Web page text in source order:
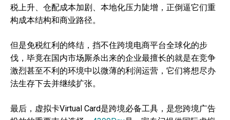
税上升、仓配成本加剧、本地化压力陡增，正倒逼它们重
构成本结构和商业路径。
但是免税红利的终结，挡不住跨境电商平台全球化的步
伐，毕竟在国内市场厮杀出来的企业最擅长的就是在竞争
激烈甚至不利的环境中以微薄的利润运营，它们将想尽办
法生存下去并继续扩张。
最后，虚拟卡Virtual Card是跨境必备工具，是您跨境广告